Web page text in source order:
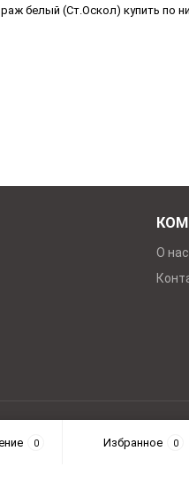
белый (Ст.Оскол) купить по
О нас
сантехники "Аквасеть"
0 Избранное 0